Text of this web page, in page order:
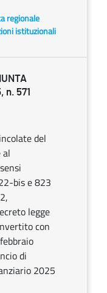
regionale
istituzionali
n. 571
del
bis e 823
legge
con
di
2025